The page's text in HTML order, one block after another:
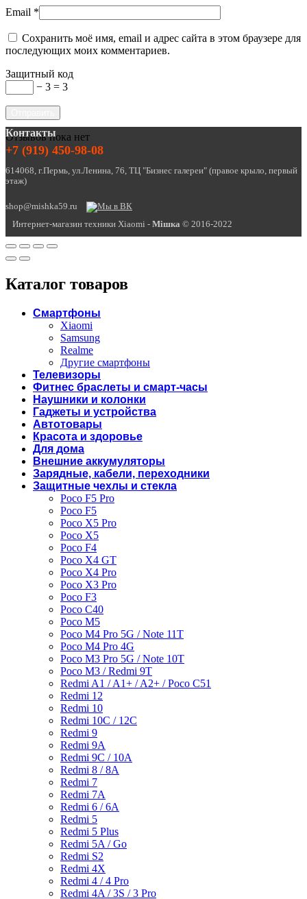
Email *
Сохранить моё имя, email и адрес сайта в этом браузере для
последующих моих комментариев.
Защитный код
− 3 = 3
Отзывов пока нет
Контакты
+7 (919) 450-98-08
614068, г.Пермь, ул.Ленина, 76, ТЦ "Бизнес галереи" (правое крыло, первый
этаж)
shop@mishka59.ru
Интернет-магазин техники Xiaomi - Miшка © 2016-2022
Каталог товаров
Смартфоны
Xiaomi
Samsung
Realme
Другие смартфоны
Телевизоры
Фитнес браслеты и смарт-часы
Наушники и колонки
Гаджеты и устройства
Автотовары
Красота и здоровье
Для дома
Внешние аккумуляторы
Зарядные, кабели, переходники
Защитные чехлы и стекла
Poco F5 Pro
Poco F5
Poco X5 Pro
Poco X5
Poco F4
Poco X4 GT
Poco X4 Pro
Poco X3 Pro
Poco F3
Poco C40
Poco M5
Poco M4 Pro 5G / Note 11T
Poco M4 Pro 4G
Poco M3 Pro 5G / Note 10T
Poco M3 / Redmi 9T
Redmi A1 / A1+ / A2+ / Poco C51
Redmi 12
Redmi 10
Redmi 10C / 12C
Redmi 9
Redmi 9A
Redmi 9C / 10A
Redmi 8 / 8A
Redmi 7
Redmi 7A
Redmi 6 / 6A
Redmi 5
Redmi 5 Plus
Redmi 5A / Go
Redmi S2
Redmi 4X
Redmi 4 / 4 Pro
Redmi 4A / 3S / 3 Pro